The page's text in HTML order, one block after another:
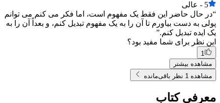
5
- عالی
“در حال حاضر این فقط یک مفهوم است، اما فکر می کنم می توانم
پولی به دست بیاورم تا آن را به یک مفهوم تبدیل کنم، و بعداً آن را به
یک ایده تبدیل کنم.”
این نظر برای شما مفید بود؟
1
مشاهده بیشتر
مشاهده 1 نظر باقی‌مانده
معرفی کتاب